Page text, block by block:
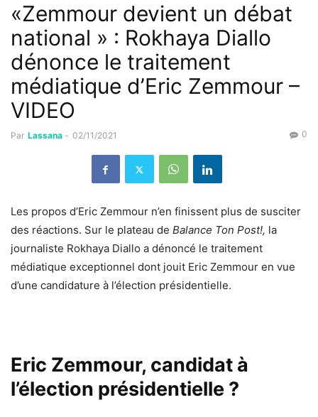
«Zemmour devient un débat
national » : Rokhaya Diallo
dénonce le traitement
médiatique d’Eric Zemmour –
VIDEO
Par Lassana - 02/11/2021 0
Les propos d’Eric Zemmour n’en finissent plus de susciter
des réactions. Sur le plateau de Balance Ton Post!, la
journaliste Rokhaya Diallo a dénoncé le traitement
médiatique exceptionnel dont jouit Eric Zemmour en vue
d’une candidature à l’élection présidentielle.
Eric Zemmour, candidat à
l’élection présidentielle ?